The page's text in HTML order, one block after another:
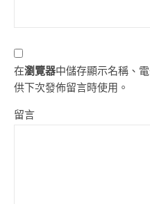
在瀏覽器中儲存顯示名稱、
供下次發佈留言時使用。
留言